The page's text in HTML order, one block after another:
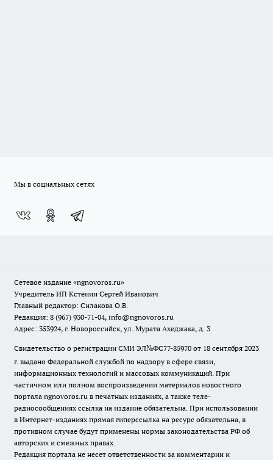
Мы в социальных сетях
Сетевое издание «ngnovoros.ru»
Учредитель ИП Кстенин Сергей Иванович
Главный редактор: Силакова О.В.
Редакция: 8 (967) 930-71-04, info@ngnovoros.ru
Адрес: 353924, г. Новороссийск, ул. Мурата Ахеджака, д. 3
Свидетельство о регистрации СМИ ЭЛ№ФС77-85970 от 18 сентября 2023
г. выдано Федеральной службой по надзору в сфере связи,
информационных технологий и массовых коммуникаций. При
частичном или полном воспроизведении материалов новостного
портала ngnovoros.ru в печатных изданиях, а также теле-
радиосообщениях ссылка на издание обязательна. При использовании
в Интернет-изданиях прямая гиперссылка на ресурс обязательна, в
противном случае будут применены нормы законодательства РФ об
авторских и смежных правах.
Редакция портала не несет ответственности за комментарии и